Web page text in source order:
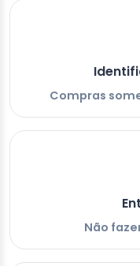
Compras
Não